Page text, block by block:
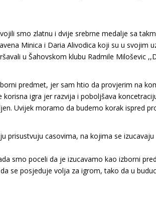
smo zlatnu i dvije srebrne medalje sa
Minica i Daria Alivodica koji su u svojim
u Šahovskom klubu Radmile Miloševic
predmet, jer sam htio da provjerim na
igra jer razvija i poboljšava
Uvijek moramo da budemo korak ispred
prisustvuju casovima, na kojima se
smo poceli da je izucavamo kao izborni
se posjeduje volja za igrom, tako da u